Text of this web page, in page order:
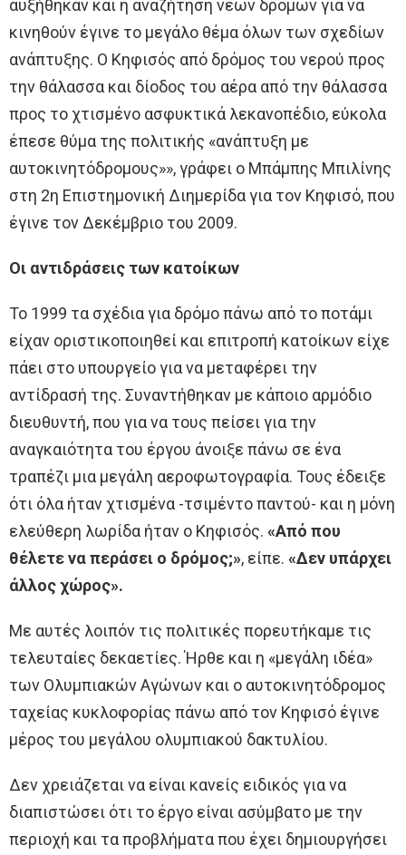
αυξήθηκαν και η αναζήτηση νέων δρόμων για να
κινηθούν έγινε το μεγάλο θέμα όλων των σχεδίων
ανάπτυξης. Ο Κηφισός από δρόμος του νερού προς
την θάλασσα και δίοδος του αέρα από την θάλασσα
προς το χτισμένο ασφυκτικά λεκανοπέδιο, εύκολα
έπεσε θύμα της πολιτικής «ανάπτυξη με
αυτοκινητόδρομους»», γράφει ο Μπάμπης Μπιλίνης
στη 2η Επιστημονική Διημερίδα για τον Κηφισό, που
έγινε τον Δεκέμβριο του 2009.
Οι αντιδράσεις των κατοίκων
Το 1999 τα σχέδια για δρόμο πάνω από το ποτάμι
είχαν οριστικοποιηθεί και επιτροπή κατοίκων είχε
πάει στο υπουργείο για να μεταφέρει την
αντίδρασή της. Συναντήθηκαν με κάποιο αρμόδιο
διευθυντή, που για να τους πείσει για την
αναγκαιότητα του έργου άνοιξε πάνω σε ένα
τραπέζι μια μεγάλη αεροφωτογραφία. Τους έδειξε
ότι όλα ήταν χτισμένα -τσιμέντο παντού- και η μόνη
ελεύθερη λωρίδα ήταν ο Κηφισός. «Από που
θέλετε να περάσει ο δρόμος;», είπε. «Δεν υπάρχει
άλλος χώρος».
Με αυτές λοιπόν τις πολιτικές πορευτήκαμε τις
τελευταίες δεκαετίες. Ήρθε και η «μεγάλη ιδέα»
των Ολυμπιακών Αγώνων και ο αυτοκινητόδρομος
ταχείας κυκλοφορίας πάνω από τον Κηφισό έγινε
μέρος του μεγάλου ολυμπιακού δακτυλίου.
Δεν χρειάζεται να είναι κανείς ειδικός για να
διαπιστώσει ότι το έργο είναι ασύμβατο με την
περιοχή και τα προβλήματα που έχει δημιουργήσει